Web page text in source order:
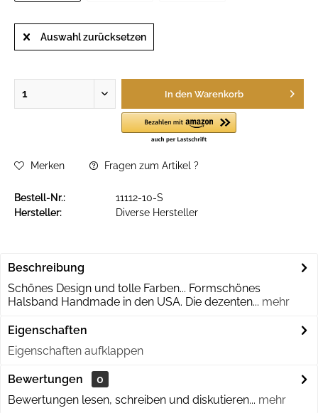
Auswahl zurücksetzen
In den Warenkorb
Merken Fragen zum Artikel ?
Bestell-Nr.:
11112-10-S
Hersteller:
Diverse Hersteller
Beschreibung
Schönes Design und tolle Farben... Formschönes
Halsband Handmade in den USA. Die dezenten... mehr
Eigenschaften
Eigenschaften aufklappen
Bewertungen
0
Bewertungen lesen, schreiben und diskutieren... mehr